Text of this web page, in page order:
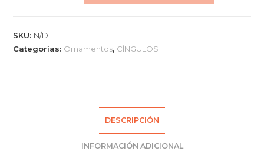
SKU: N/D
Categorías: Ornamentos, CÍNGULOS
DESCRIPCIÓN
INFORMACIÓN ADICIONAL